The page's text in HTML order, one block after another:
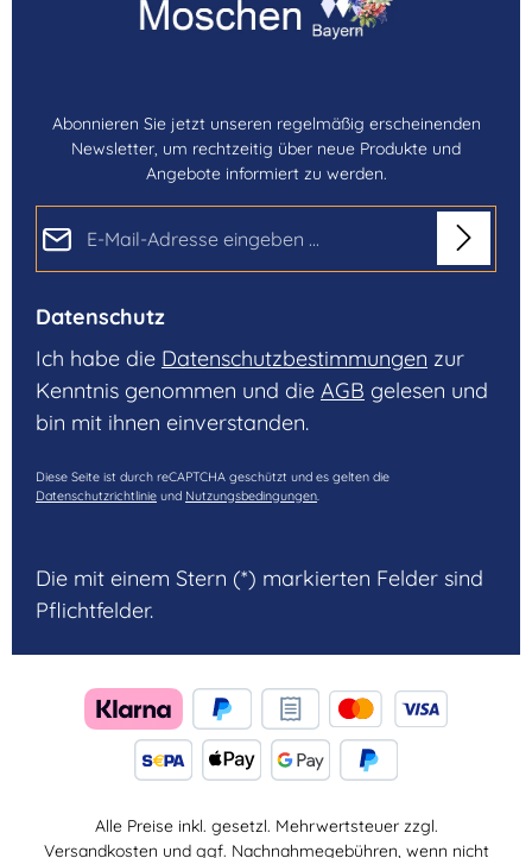
Abonnieren Sie jetzt unseren regelmäßig erscheinenden
Newsletter, um rechtzeitig über neue Produkte und
Angebote informiert zu werden.
Datenschutz
Ich habe die Datenschutzbestimmungen zur
Kenntnis genommen und die AGB gelesen und
bin mit ihnen einverstanden.
Diese Seite ist durch reCAPTCHA geschützt und es gelten die
Datenschutzrichtlinie und Nutzungsbedingungen.
Die mit einem Stern (*) markierten Felder sind
Pflichtfelder.
Alle Preise inkl. gesetzl. Mehrwertsteuer zzgl.
Versandkosten und ggf. Nachnahmegebühren, wenn nicht